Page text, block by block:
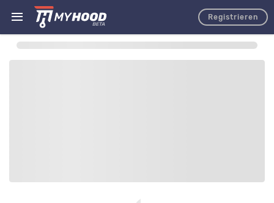
Registrieren